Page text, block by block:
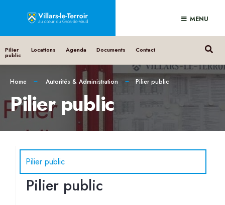
MENU
Pilier
public
Locations Agenda Documents Contact
Home Autorités & Administration Pilier public
Pilier public
Pilier public
Pilier public